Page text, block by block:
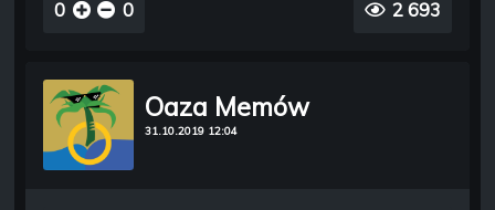
0 0 2 693
Oaza Memów
31.10.2019 12:04